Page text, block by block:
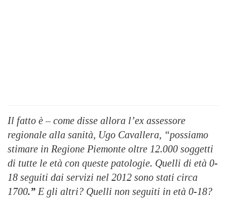
Il fatto è – come disse allora l’ex assessore
regionale alla sanità, Ugo Cavallera, “possiamo
stimare in Regione Piemonte oltre 12.000 soggetti
di tutte le età con queste patologie. Quelli di età 0-
18 seguiti dai servizi nel 2012 sono stati circa
1700.” E gli altri? Quelli non seguiti in età 0-18?